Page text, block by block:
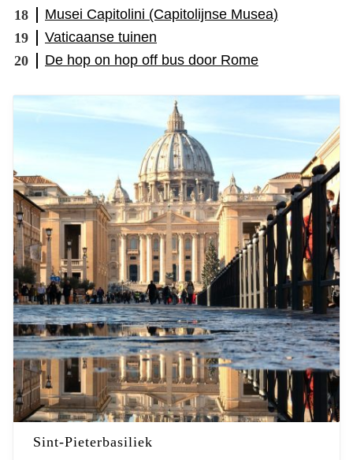
Musei Capitolini (Capitolijnse Musea)
Vaticaanse tuinen
De hop on hop off bus door Rome
Sint-Pieterbasiliek